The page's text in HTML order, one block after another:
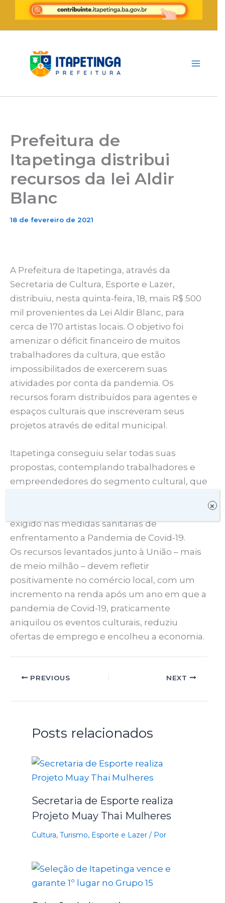
para
conteúdo
Prefeitura de
Itapetinga distribui
recursos da lei Aldir
Blanc
18 de fevereiro de 2021
A Prefeitura de Itapetinga, através da
Secretaria de Cultura, Esporte e Lazer,
distribuiu, nesta quinta-feira, 18, mais R$ 500
mil provenientes da Lei Aldir Blanc, para
cerca de 170 artistas locais. O objetivo foi
amenizar o déficit financeiro de muitos
trabalhadores da cultura, que estão
impossibilitados de exercerem suas
atividades por conta da pandemia. Os
recursos foram distribuídos para agentes e
espaços culturais que inscreveram seus
projetos através de edital municipal.
Itapetinga conseguiu selar todas suas
propostas, contemplando trabalhadores e
empreendedores do segmento cultural, que
exigido nas medidas sanitárias de
enfrentamento a Pandemia de Covid-19.
Os recursos levantados junto à União – mais
de meio milhão – devem refletir
positivamente no comércio local, com um
incremento na renda após um ano em que a
pandemia de Covid-19, praticamente
aniquilou os eventos culturais, reduziu
ofertas de emprego e encolheu a economia.
PREVIOUS NEXT
Posts relacionados
Secretaria de Esporte realiza
Projeto Muay Thai Mulheres
Cultura, Turismo, Esporte e Lazer/ Por
×